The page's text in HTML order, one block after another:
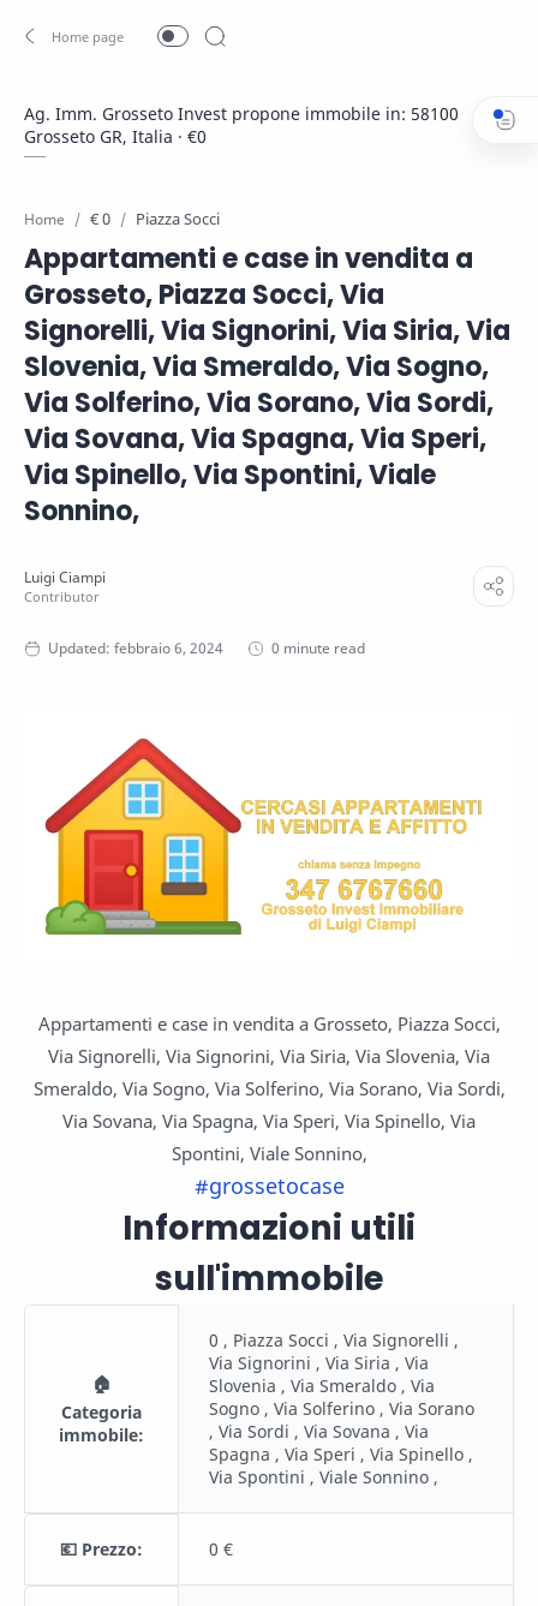
Ag. Imm. Grosseto Invest propone immobile in: 58100
Grosseto GR, Italia · €0
Home € 0 Piazza Socci
Appartamenti e case in vendita a
Grosseto, Piazza Socci, Via
Signorelli, Via Signorini, Via Siria, Via
Slovenia, Via Smeraldo, Via Sogno,
Via Solferino, Via Sorano, Via Sordi,
Via Sovana, Via Spagna, Via Speri,
Via Spinello, Via Spontini, Viale
Sonnino,
0 minute read
Appartamenti e case in vendita a Grosseto, Piazza Socci,
Via Signorelli, Via Signorini, Via Siria, Via Slovenia, Via
Smeraldo, Via Sogno, Via Solferino, Via Sorano, Via Sordi,
Via Sovana, Via Spagna, Via Speri, Via Spinello, Via
Spontini, Viale Sonnino,
#grossetocase
Informazioni utili
sull'immobile
🏠
Categoria
immobile:
0 , Piazza Socci , Via Signorelli ,
Via Signorini , Via Siria , Via
Slovenia , Via Smeraldo , Via
Sogno , Via Solferino , Via Sorano
, Via Sordi , Via Sovana , Via
Spagna , Via Speri , Via Spinello ,
Via Spontini , Viale Sonnino ,
💶 Prezzo: 0 €